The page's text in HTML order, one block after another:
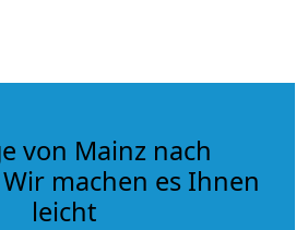
von Mainz nach
machen es Ihnen
leicht